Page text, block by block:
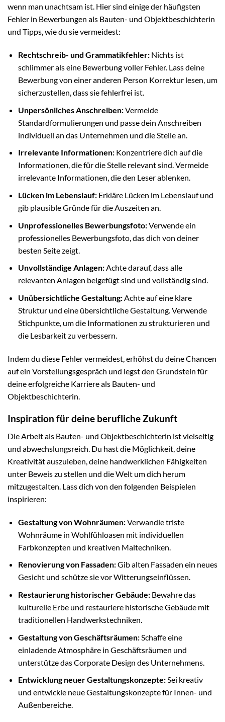
wenn man unachtsam ist. Hier sind einige der häufigsten
Fehler in Bewerbungen als Bauten- und Objektbeschichterin
und Tipps, wie du sie vermeidest:
Rechtschreib- und Grammatikfehler:Nichts ist
schlimmer als eine Bewerbung voller Fehler. Lass deine
Bewerbung von einer anderen Person Korrektur lesen, um
sicherzustellen, dass sie fehlerfrei ist.
Unpersönliches Anschreiben:Vermeide
Standardformulierungen und passe dein Anschreiben
individuell an das Unternehmen und die Stelle an.
Irrelevante Informationen:Konzentriere dich auf die
Informationen, die für die Stelle relevant sind. Vermeide
irrelevante Informationen, die den Leser ablenken.
Lücken im Lebenslauf:Erkläre Lücken im Lebenslauf und
gib plausible Gründe für die Auszeiten an.
Unprofessionelles Bewerbungsfoto:Verwende ein
professionelles Bewerbungsfoto, das dich von deiner
besten Seite zeigt.
Unvollständige Anlagen:Achte darauf, dass alle
relevanten Anlagen beigefügt sind und vollständig sind.
Unübersichtliche Gestaltung:Achte auf eine klare
Struktur und eine übersichtliche Gestaltung. Verwende
Stichpunkte, um die Informationen zu strukturieren und
die Lesbarkeit zu verbessern.
Indem du diese Fehler vermeidest, erhöhst du deine Chancen
auf ein Vorstellungsgespräch und legst den Grundstein für
deine erfolgreiche Karriere als Bauten- und
Objektbeschichterin.
Inspiration für deine berufliche Zukunft
Die Arbeit als Bauten- und Objektbeschichterin ist vielseitig
und abwechslungsreich. Du hast die Möglichkeit, deine
Kreativität auszuleben, deine handwerklichen Fähigkeiten
unter Beweis zu stellen und die Welt um dich herum
mitzugestalten. Lass dich von den folgenden Beispielen
inspirieren:
Gestaltung von Wohnräumen:Verwandle triste
Wohnräume in Wohlfühloasen mit individuellen
Farbkonzepten und kreativen Maltechniken.
Renovierung von Fassaden:Gib alten Fassaden ein neues
Gesicht und schütze sie vor Witterungseinflüssen.
Restaurierung historischer Gebäude:Bewahre das
kulturelle Erbe und restauriere historische Gebäude mit
traditionellen Handwerkstechniken.
Gestaltung von Geschäftsräumen:Schaffe eine
einladende Atmosphäre in Geschäftsräumen und
unterstütze das Corporate Design des Unternehmens.
Entwicklung neuer Gestaltungskonzepte:Sei kreativ
und entwickle neue Gestaltungskonzepte für Innen- und
Außenbereiche.